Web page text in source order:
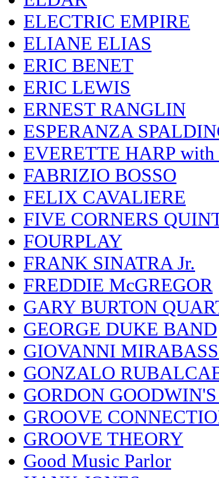
ELECTRIC EMPIRE
ELIANE ELIAS
ERIC BENET
ERIC LEWIS
ERNEST RANGLIN
ESPERANZA
EVERETTE HARP
FABRIZIO BOSSO
FELIX CAVALIERE
FIVE CORNERS
FOURPLAY
FRANK SINATRA Jr.
FREDDIE McGREGOR
GARY BURTON
GEORGE DUKE BAND
GIOVANNI
GONZALO
GORDON
GROOVE
GROOVE THEORY
Good Music Parlor